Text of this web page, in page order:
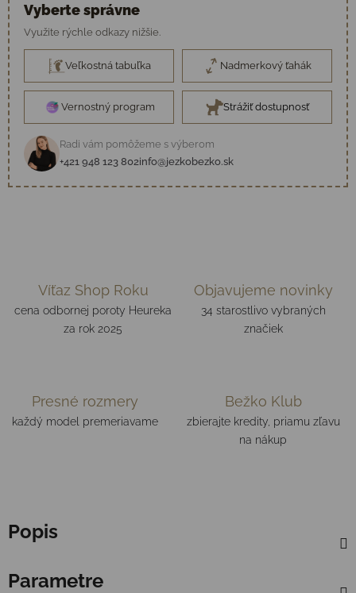
Vyberte správne
Využite rýchle odkazy nižšie.
Veľkostná tabuľka Nadmerkový ťahák
Vernostný program Strážiť dostupnosť
Radi vám pomôžeme s výberom
+421 948 123 802info@jezkobezko.sk
Víťaz Shop Roku
cena odbornej poroty Heureka
za rok 2025
Objavujeme novinky
34 starostlivo vybraných
značiek
Presné rozmery
každý model premeriavame
Bežko Klub
zbierajte kredity, priamu zľavu
na nákup
Popis
Parametre